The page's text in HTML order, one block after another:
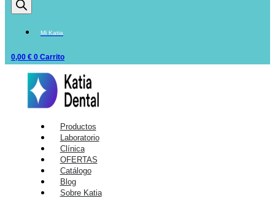
Mi Katia
0,00 € 0 Carrito
Productos
Laboratorio
Clínica
OFERTAS
Catálogo
Blog
Sobre Katia